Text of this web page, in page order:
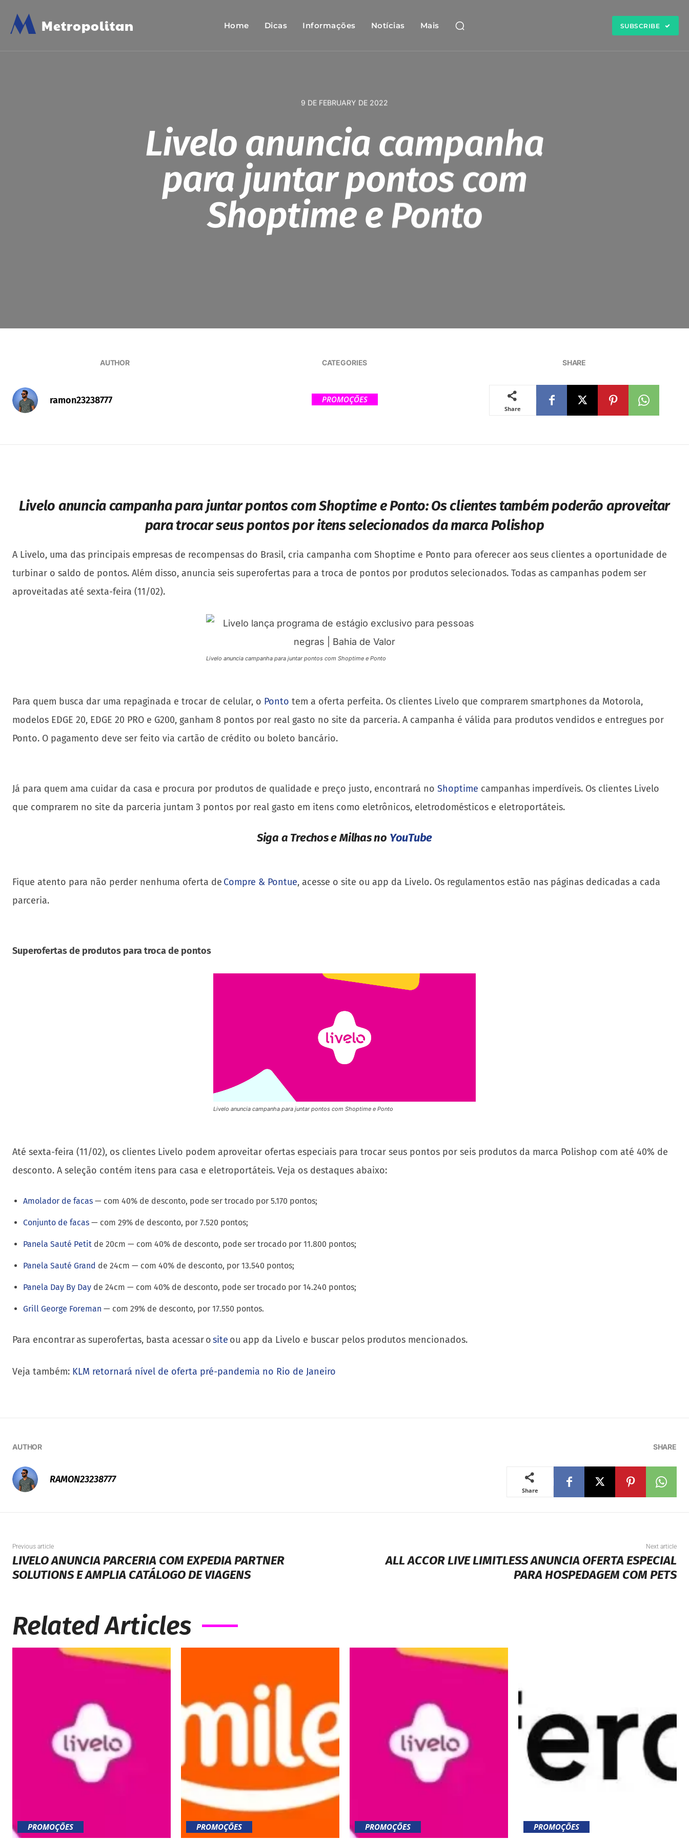
M Metropolitan Home Dicas Informações Notícias Mais SUBSCRIBE
9 DE FEBRUARY DE 2022
Livelo anuncia campanha
para juntar pontos com
Shoptime e Ponto
AUTHOR
ramon23238777
CATEGORIES
PROMOÇÕES
SHARE
Share
Livelo anuncia campanha para juntar pontos com Shoptime e Ponto:Os clientes também poderão aproveitar
para trocar seus pontos por itens selecionados da marca Polishop
A Livelo, uma das principais empresas de recompensas do Brasil, cria campanha com Shoptime e Ponto para oferecer aos seus clientes a oportunidade de
turbinar o saldo de pontos. Além disso, anuncia seis superofertas para a troca de pontos por produtos selecionados. Todas as campanhas podem ser
aproveitadas até sexta-feira (11/02).
Livelo anuncia campanha para juntar pontos com Shoptime e Ponto
Para quem busca dar uma repaginada e trocar de celular, o Ponto tem a oferta perfeita. Os clientes Livelo que comprarem smartphones da Motorola,
modelos EDGE 20, EDGE 20 PRO e G200, ganham 8 pontos por real gasto no site da parceria. A campanha é válida para produtos vendidos e entregues por
Ponto. O pagamento deve ser feito via cartão de crédito ou boleto bancário.
Já para quem ama cuidar da casa e procura por produtos de qualidade e preço justo, encontrará no Shoptime campanhas imperdíveis. Os clientes Livelo
que comprarem no site da parceria juntam 3 pontos por real gasto em itens como eletrônicos, eletrodomésticos e eletroportáteis.
Siga a Trechos e Milhas no YouTube
Fique atento para não perder nenhuma oferta de Compre & Pontue, acesse o site ou app da Livelo. Os regulamentos estão nas páginas dedicadas a cada
parceria.
Superofertas de produtos para troca de pontos
Livelo anuncia campanha para juntar pontos com Shoptime e Ponto
Até sexta-feira (11/02), os clientes Livelo podem aproveitar ofertas especiais para trocar seus pontos por seis produtos da marca Polishop com até 40% de
desconto. A seleção contém itens para casa e eletroportáteis. Veja os destaques abaixo:
Amolador de facas — com 40% de desconto, pode ser trocado por 5.170 pontos;
Conjunto de facas — com 29% de desconto, por 7.520 pontos;
Panela Sauté Petit de 20cm — com 40% de desconto, pode ser trocado por 11.800 pontos;
Panela Sauté Grand de 24cm — com 40% de desconto, por 13.540 pontos;
Panela Day By Day de 24cm — com 40% de desconto, pode ser trocado por 14.240 pontos;
Grill George Foreman — com 29% de desconto, por 17.550 pontos.
Para encontrar as superofertas, basta acessar osite ou app da Livelo e buscar pelos produtos mencionados.
Veja também: KLM retornará nível de oferta pré-pandemia no Rio de Janeiro
AUTHOR
RAMON23238777
SHARE
Share
Previous article
LIVELO ANUNCIA PARCERIA COM EXPEDIA PARTNER
SOLUTIONS E AMPLIA CATÁLOGO DE VIAGENS
Next article
ALL ACCOR LIVE LIMITLESS ANUNCIA OFERTA ESPECIAL
PARA HOSPEDAGEM COM PETS
Related Articles
PROMOÇÕES PROMOÇÕES PROMOÇÕES PROMOÇÕES